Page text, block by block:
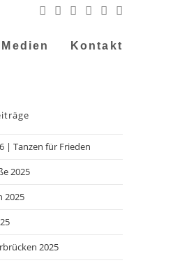
Medien Kontakt
| Tanzen für Frieden
2025
2025
2025